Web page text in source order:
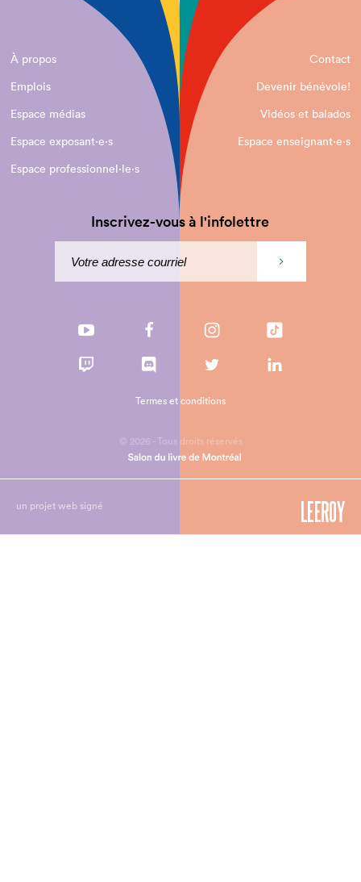
À propos
Contact
Emplois
Devenir bénévole!
Espace médias
Vidéos et balados
Espace exposant·e⋅s
Espace enseignant·e⋅s
Espace professionnel·le⋅s
Inscrivez-vous à l'infolettre
© 2026 - Tous droits réservés
Termes et conditions
un projet web signé